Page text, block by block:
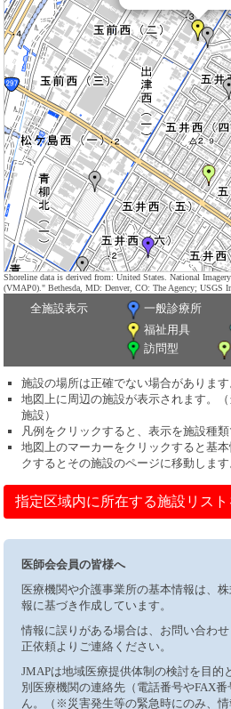
Shoreline data is derived from: United States. National
(VMAP0)." Bethesda, MD: Denver, CO: The Agency; USGS
全施設表示 一般診療所
福祉用具
訪問型
施設の場所は正確でない場合があります
地図上に周辺の施設が表示されます。
施設）
凡例をクリックすると、表示を施設種
地図上のマーカーをクリックすると基
クするとその施設のページに移動します
指定区域内に所在する施設リス
医師会会員の皆様へ
医療機関や介護事業所の基本情報は、
報に基づき作成しています。
情報に誤りがある場合は、お問い合わ
正依頼よりご連絡ください。
JMAPは地域医療提供体制の検討を目的
別医療機関の連絡先（電話番号やFAX
ん。（※災害発生等の緊急時にのみ、情